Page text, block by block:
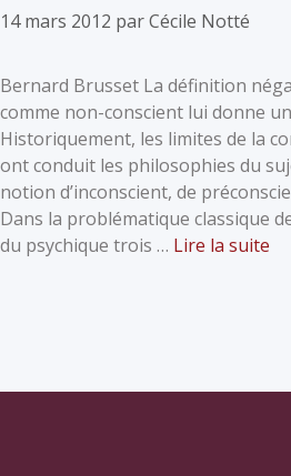
14 mars 2012 parCécile Notté
Bernard Brusset La définition
comme non-conscient lui donne
Historiquement, les limites de la
ont conduit les philosophies du
notion d’inconscient, de
Dans la problématique classique
du psychique trois … Lire la suite